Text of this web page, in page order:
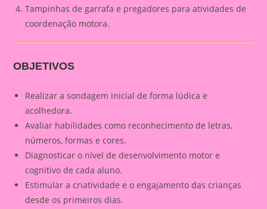
Tampinhas de garrafa e pregadores para atividades de
coordenação motora.
OBJETIVOS
Realizar a sondagem inicial de forma lúdica e
acolhedora.
Avaliar habilidades como reconhecimento de letras,
números, formas e cores.
Diagnosticar o nível de desenvolvimento motor e
cognitivo de cada aluno.
Estimular a criatividade e o engajamento das crianças
desde os primeiros dias.